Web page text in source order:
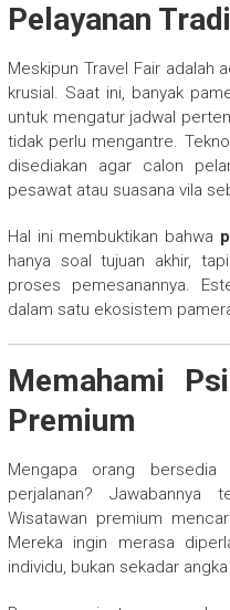
Pelayanan
Meskipun Travel Fair adalah
krusial. Saat ini, banyak
untuk mengatur jadwal
tidak perlu mengantre.
disediakan agar calon
pesawat atau suasana vila
Hal ini membuktikan bahwa
hanya soal tujuan akhir,
proses pemesanannya.
dalam satu ekosistem
Memahami
Premium
Mengapa orang
perjalanan? Jawabannya
Wisatawan premium
Mereka ingin merasa
individu, bukan sekadar